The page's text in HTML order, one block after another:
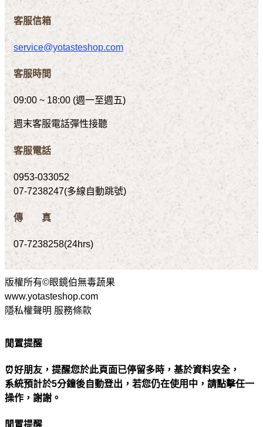
客服信箱
service@yotasteshop.com
客服時間
09:00 ~ 18:00 (週一至週五)
週末客服電話彈性接聽
客服電話
0953-033052
07-7238247(多線自動跳號)
傳 真
07-7238258(24hrs)
版權所有©眼鏡伯無毒蔬果
www.yotasteshop.com
隱私權聲明 服務條款
閒置提醒
⏰好朋友，提醒您於此頁面已停留多時，基於資料安全，
系統預計於5分鐘後自動登出，若您仍在使用中，請點擊任一
操作，謝謝。
閒置提醒